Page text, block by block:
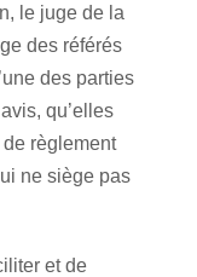
le juge de la
des référés
des parties
qu’elles
règlement
ne siège pas
et de